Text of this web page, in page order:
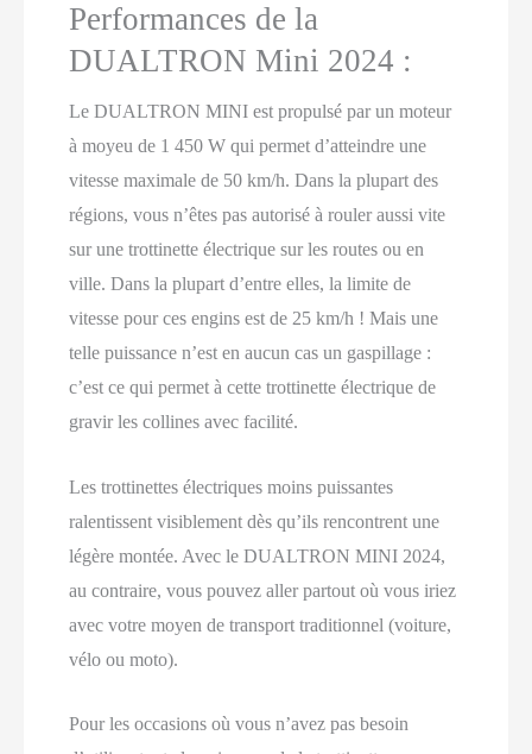
Performances de la
DUALTRON Mini 2024 :
Le DUALTRON MINI est propulsé par un moteur
à moyeu de 1 450 W qui permet d’atteindre une
vitesse maximale de 50 km/h. Dans la plupart des
régions, vous n’êtes pas autorisé à rouler aussi vite
sur une trottinette électrique sur les routes ou en
ville. Dans la plupart d’entre elles, la limite de
vitesse pour ces engins est de 25 km/h ! Mais une
telle puissance n’est en aucun cas un gaspillage :
c’est ce qui permet à cette trottinette électrique de
gravir les collines avec facilité.
Les trottinettes électriques moins puissantes
ralentissent visiblement dès qu’ils rencontrent une
légère montée. Avec le DUALTRON MINI 2024,
au contraire, vous pouvez aller partout où vous iriez
avec votre moyen de transport traditionnel (voiture,
vélo ou moto).
Pour les occasions où vous n’avez pas besoin